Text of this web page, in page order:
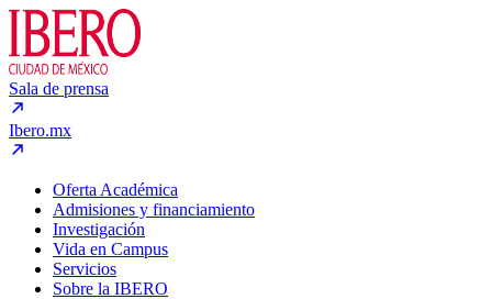
Sala de prensa
Ibero.mx
Oferta Académica
Admisiones y financiamiento
Investigación
Vida en Campus
Servicios
Sobre la IBERO